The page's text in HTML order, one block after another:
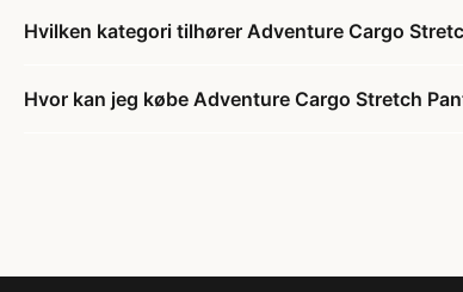
Hvilken kategori tilhører Adventure Cargo
Hvor kan jeg købe Adventure Cargo Stretch